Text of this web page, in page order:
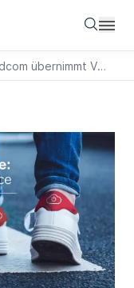
Webinar: Broadcom übernimmt VMware – Cloud-Modernisierung als Chance